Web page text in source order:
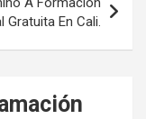
Gratuita En Cali.